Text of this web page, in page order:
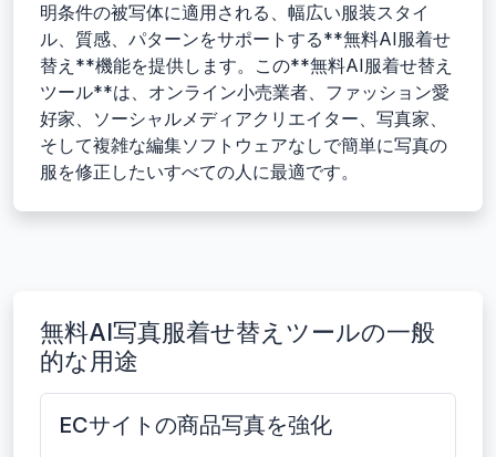
明条件の被写体に適用される、幅広い服装スタイ
ル、質感、パターンをサポートする**無料AI服着せ
替え**機能を提供します。この**無料AI服着せ替え
ツール**は、オンライン小売業者、ファッション愛
好家、ソーシャルメディアクリエイター、写真家、
そして複雑な編集ソフトウェアなしで簡単に写真の
服を修正したいすべての人に最適です。
無料AI写真服着せ替えツールの一般
的な用途
ECサイトの商品写真を強化